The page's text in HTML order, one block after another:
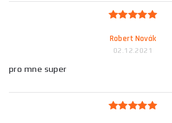
Robert Novák
02.12.2021
pro mne super